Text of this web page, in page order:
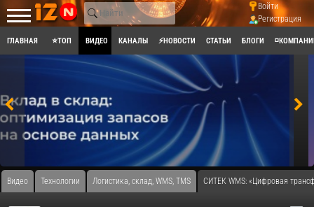
Войти
Регистрация
ГЛАВНАЯ ⭐ТОП ВИДЕО КАНАЛЫ ⚡НОВОСТИ СТАТЬИ БЛОГИ
Видео Технологии Логистика, склад, WMS, TMS СИТЕК WMS: «Цифровая